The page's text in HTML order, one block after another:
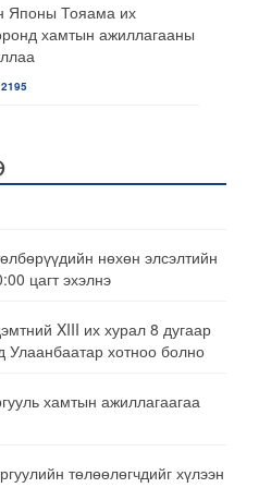
Японы Тояама их
хамтын ажиллагааны
2195
нөхөн элсэлтийн
цагт эхэлнэ
XIII их хурал 8 дугаар
хотноо болно
хамтын ажиллагаагаа
төлөөлөгчдийг хүлээн